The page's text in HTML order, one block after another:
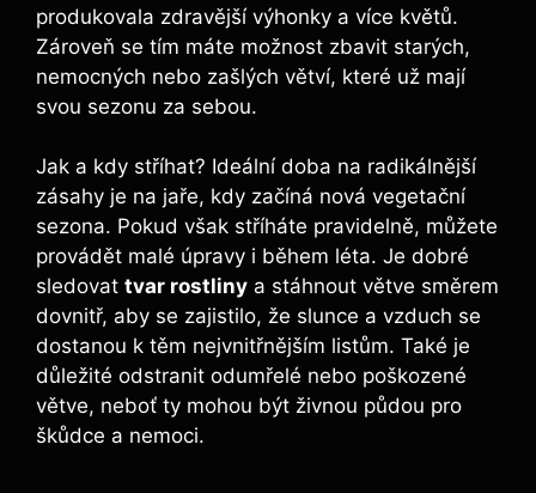
produkovala zdravější výhonky a více květů.
Zároveň se tím máte možnost zbavit starých,
nemocných nebo zašlých větví, které už mají
svou sezonu za sebou.
Jak a kdy stříhat? Ideální doba na radikálnější
zásahy je na jaře, kdy začíná nová vegetační
sezona. Pokud však stříháte pravidelně, můžete
provádět malé úpravy i během léta. Je dobré
sledovat tvar rostliny a stáhnout větve směrem
dovnitř, aby se zajistilo, že slunce a vzduch se
dostanou k těm nejvnitřnějším listům. Také je
důležité odstranit odumřelé nebo poškozené
větve, neboť ty mohou být živnou půdou pro
škůdce a nemoci.